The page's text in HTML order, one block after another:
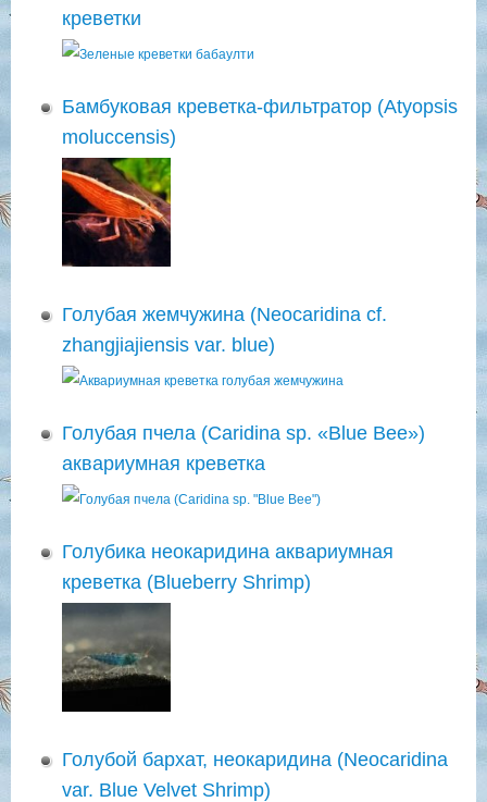
креветки
Бамбуковая креветка-фильтратор (Atyopsis
moluccensis)
Голубая жемчужина (Neocaridina cf.
zhangjiajiensis var. blue)
Голубая пчела (Caridina sp. «Blue Bee»)
аквариумная креветка
Голубика неокаридина аквариумная
креветка (Blueberry Shrimp)
Голубой бархат, неокаридина (Neocaridina
var. Blue Velvet Shrimp)